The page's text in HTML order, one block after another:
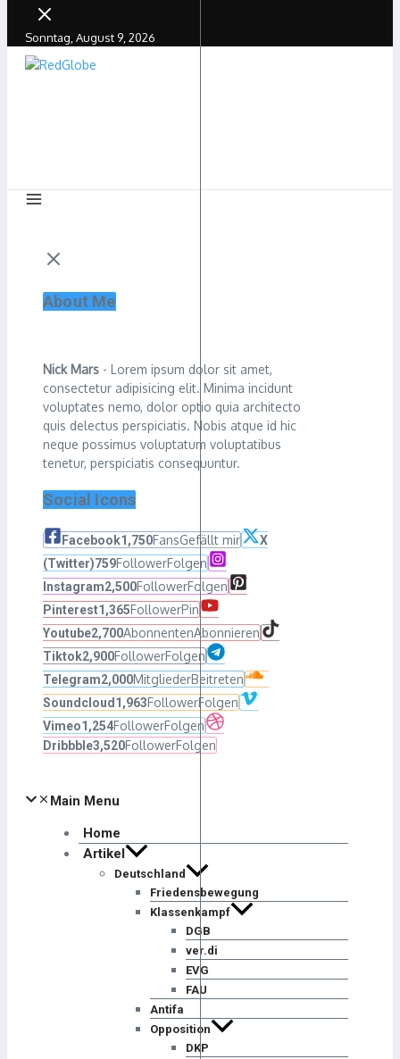
Sonntag, August 9, 2026
About Me
Nick Mars - Lorem ipsum dolor sit amet,
consectetur adipisicing elit. Minima incidunt
voluptates nemo, dolor optio quia architecto
quis delectus perspiciatis. Nobis atque id hic
neque possimus voluptatum voluptatibus
tenetur, perspiciatis consequuntur.
Social Icons
Facebook1,750FansGefällt mir
X
(Twitter)759FollowerFolgen
Instagram2,500FollowerFolgen
Pinterest1,365FollowerPin
Youtube2,700AbonnentenAbonnieren
Tiktok2,900FollowerFolgen
Telegram2,000MitgliederBeitreten
Soundcloud 1,963FollowerFolgen
Vimeo1,254FollowerFolgen
Dribbble3,520FollowerFolgen
Main Menu
Home
Artikel
Deutschland
Friedensbewegung
Klassenkampf
DGB
ver.di
EVG
FAU
Antifa
Opposition
DKP